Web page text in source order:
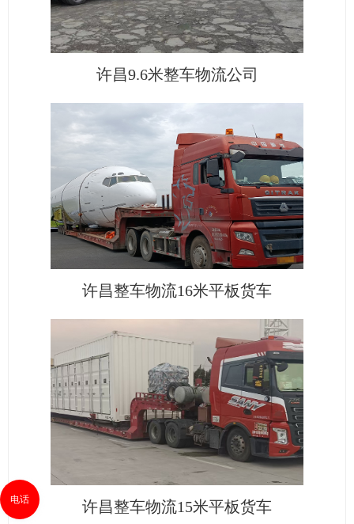
许昌9.6米整车物流公司
许昌整车物流16米平板货车
许昌整车物流15米平板货车
电话